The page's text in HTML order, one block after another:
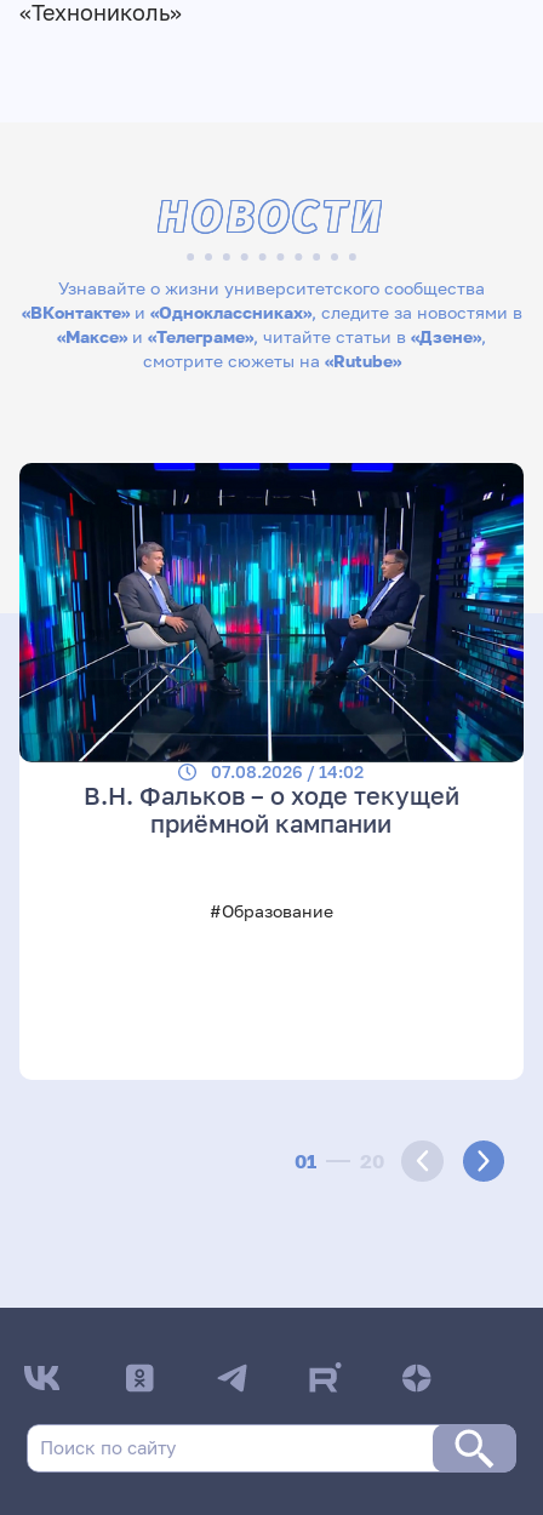
«Технониколь»
Узнавайте о жизни университетского сообщества
«ВКонтакте»и «Одноклассниках», следите за новостями в
«Максе» и «Телеграме», читайте статьи в «Дзене»,
смотрите сюжеты на «Rutube»
НОВОСТИ
01 20
07.08.2026 / 14:02
В.Н. Фальков – о ходе текущей
приёмной кампании
#Образование